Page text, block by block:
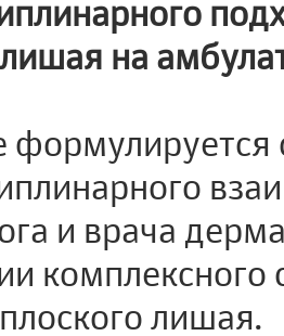
на
и врача
комплексного
лишая.